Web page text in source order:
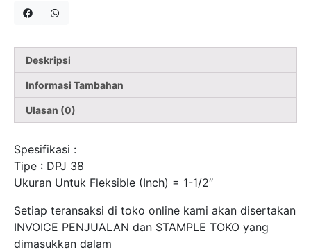
Deskripsi
Informasi Tambahan
Ulasan (0)
Spesifikasi :
Tipe : DPJ 38
Ukuran Untuk Fleksible (Inch) = 1-1/2″
Setiap teransaksi di toko online kami akan disertakan
INVOICE PENJUALAN dan STAMPLE TOKO yang
dimasukkan dalam